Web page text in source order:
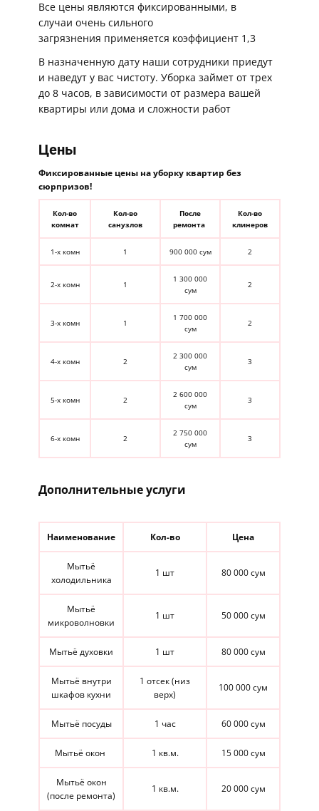
Все цены являются фиксированными, в
случаи очень сильного
загрязнения применяется коэффициент 1,3
В назначенную дату наши сотрудники приедут
и наведут у вас чистоту. Уборка займет от трех
до 8 часов, в зависимости от размера вашей
квартиры или дома и сложности работ
Цены
Фиксированные цены на уборку квартир без
сюрпризов!
Кол-во
комнат
Кол-во
санузлов
После
ремонта
Кол-во
клинеров
1-х комн 1 900 000 сум 2
2-х комн 1
1 300 000
сум
2
3-х комн 1
1 700 000
сум
2
4-х комн 2
2 300 000
сум
3
5-х комн 2
2 600 000
сум
3
6-х комн 2
2 750 000
сум
3
Дополнительные услуги
Наименование Кол-во Цена
Мытьё
холодильника
1 шт 80 000 сум
Мытьё
микроволновки
1 шт 50 000 сум
Мытьё духовки 1 шт 80 000 сум
Мытьё внутри
шкафов кухни
1 отсек (низ
верх)
100 000 сум
Мытьё посуды 1 час 60 000 сум
Мытьё окон 1 кв.м. 15 000 сум
Мытьё окон
(после ремонта)
1 кв.м. 20 000 сум